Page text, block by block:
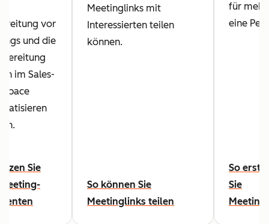
vor
und die
im Sales-
Sie
Meetinglinks mit
Interessierten teilen
können.
So können Sie
Meetinglinks teilen
für mehr
eine
So
Sie